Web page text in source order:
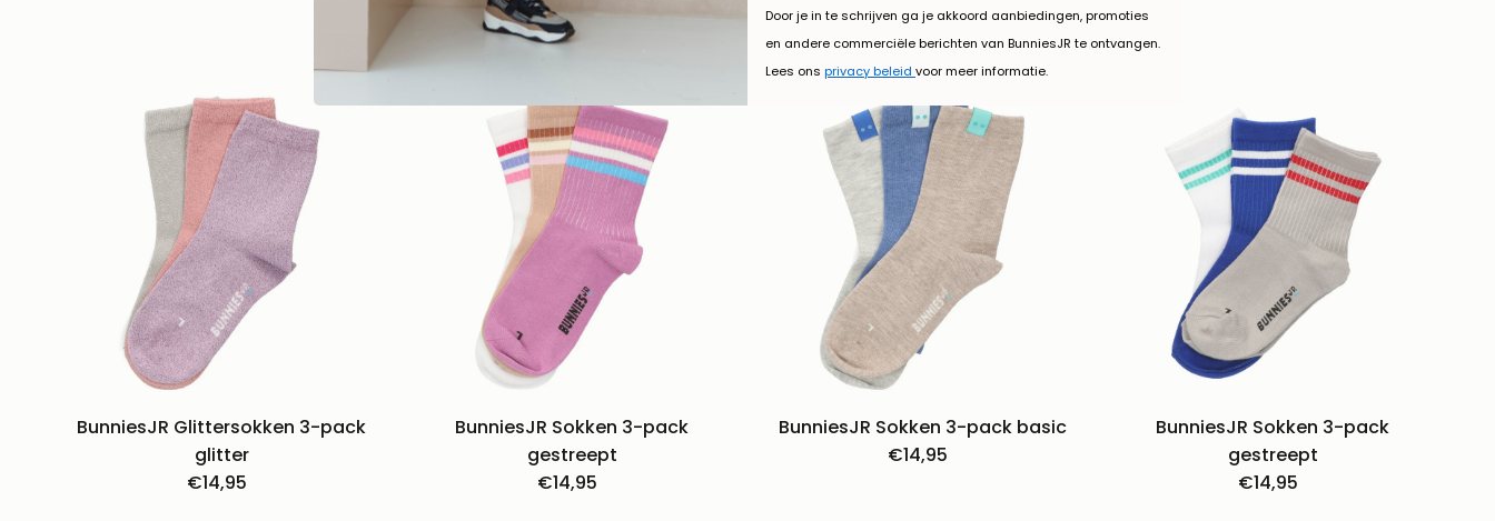
LEUKE SOKKEN OM TE MATCHEN..
BunniesJR Glittersokken 3-pack
glitter
Normale
€14,95
BunniesJR Sokken 3-pack
gestreept
Normale
€14,95
BunniesJR Sokken 3-pack basic
Normale
€14,95
BunniesJR Sokken 3-pack
gestreept
Normale
€14,95
Door je in te schrijven ga je akkoord aanbiedingen, promoties
en andere commerciële berichten van BunniesJR te ontvangen.
Lees ons privacy beleid voor meer informatie.